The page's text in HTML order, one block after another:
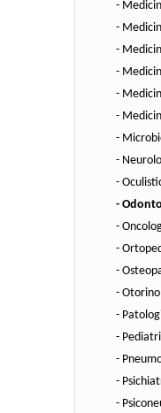
-
-
-
-
-
-
-
-
-
-
-
-
-
-
-
-
-
-
-